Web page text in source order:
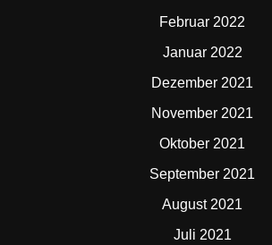
Februar 2022
Januar 2022
Dezember 2021
November 2021
Oktober 2021
September 2021
August 2021
Juli 2021